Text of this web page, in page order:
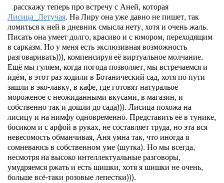
расскажу теперь про встречу с Аней, которая
Лисица_Летучая. На Лиру она уже давно не пишет, так
ломиться к ней в дневник смысла нету, хотя и очень жаль.
Писать она умеет долго, красиво и с юмором, переходящим
в сарказм. Но у меня есть экслюзивная возможность
разговаривать))), компенсируя её виртуальное молчание.
Ещё мы гуляем, когда погода позволяет, мы встречаемся и
идём, в этот раз ходили в Ботанический сад, хотя по пути
зашли в эко-лавку, в кафе, где готовят натуральое
мороженое с неожиданными вкусами, в магазин, и
собственно так и дошли до сада))). Лисица похожа на
лисицу и на нимфу одновременно. Представить её в тунике,
босиком и с арфой в руках, не составляет труда, но эта вся
невесомость обманчивая, Аня умна так, что иногда я
сомневаюсь в собственном уме (шутка). Но мы всегда,
несмотря на высоко интеллектуальные разговоры,
умудряемся ржать и есть шишки, хотя я шишки не очень,
больше всё-таки розовые лепестки))).